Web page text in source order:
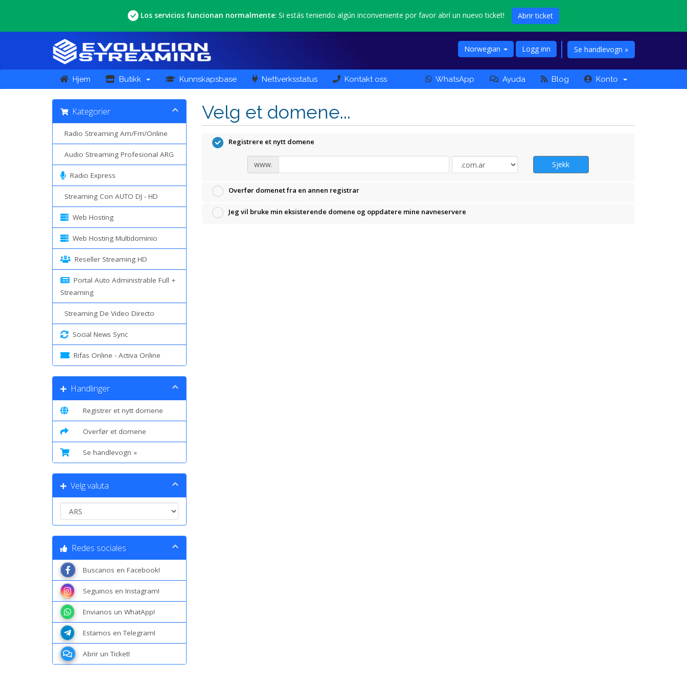
Los servicios funcionan normalmente: Si estás teniendo algún inconveniente por favor abrí un nuevo ticket! Abrir ticket
Norwegian Logg inn Se handlevogn »
Hjem Butikk Kunnskapsbase Nettverksstatus Kontakt oss WhatsApp Ayuda Blog Konto
Kategorier
Radio Streaming Am/Fm/Online
Audio Streaming Profesional ARG
Radio Express
Streaming Con AUTO DJ - HD
Web Hosting
Web Hosting Multidominio
Reseller Streaming HD
Portal Auto Administrable Full +
Streaming
Streaming De Video Directo
Social News Sync
Rifas Online - Activa Online
Handlinger
Registrer et nytt domene
Overfør et domene
Se handlevogn »
Velg valuta
Redes sociales
Buscanos en Facebook!
Seguinos en Instagram!
Envianos un WhatApp!
Estamos en Telegram!
Abrir un Ticket!
Velg et domene...
Registrere et nytt domene
www. Sjekk
Overfør domenet fra en annen registrar
Jeg vil bruke min eksisterende domene og oppdatere mine navneservere